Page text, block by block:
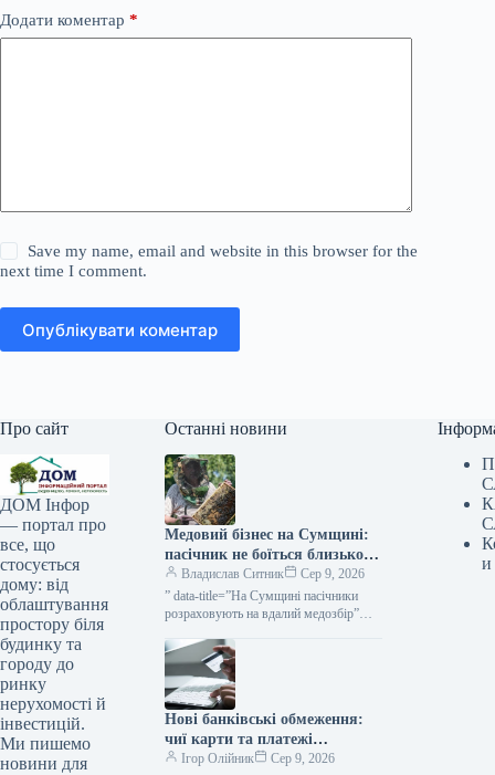
Додати коментар *
Save my name, email and website in this browser for the
next time I comment.
Опублікувати коментар
Про сайт
ДОМ Інфор
— портал про
все, що
стосується
дому: від
облаштування
простору біля
будинку та
городу до
ринку
нерухомості й
інвестицій.
Ми пишемо
новини для
Останні новини
Медовий бізнес на Сумщині:
пасічник не боїться близькості
до кордону — КУРКУЛЬ
Владислав Ситник
Сер 9, 2026
” data-title=”На Сумщині пасічники
розраховують на вдалий медозбір”
url=”https://kurkul.com/news/41861-na-
sumschini-pasichniki-rozrahovuyut-na-
vdaliy-medozbir”> На
Нові банківські обмеження:
чиї карти та платежі
заблокують уже цього місяця
Ігор Олійник
Сер 9, 2026
и